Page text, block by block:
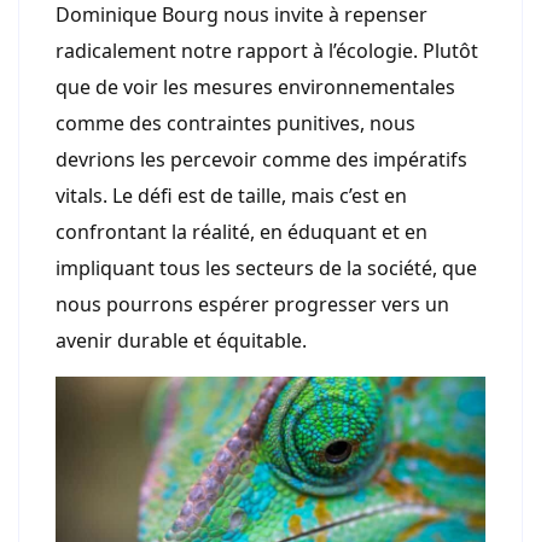
Dominique Bourg nous invite à repenser
radicalement notre rapport à l’écologie. Plutôt
que de voir les mesures environnementales
comme des contraintes punitives, nous
devrions les percevoir comme des impératifs
vitals. Le défi est de taille, mais c’est en
confrontant la réalité, en éduquant et en
impliquant tous les secteurs de la société, que
nous pourrons espérer progresser vers un
avenir durable et équitable.